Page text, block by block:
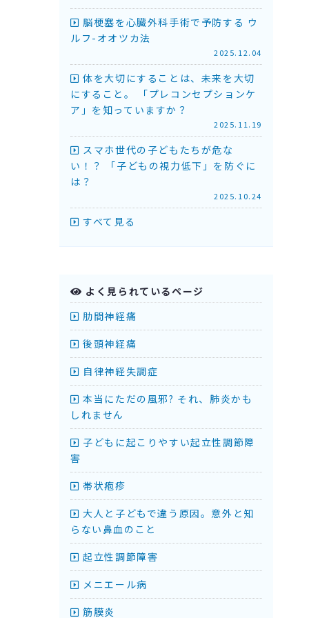
脳梗塞を心臓外科手術で予防する ウ
ルフ-オオツカ法
2025.12.04
体を大切にすることは、未来を大切
にすること。 「プレコンセプションケ
ア」を知っていますか？
2025.11.19
スマホ世代の子どもたちが危な
い！？ 「子どもの視力低下」を防ぐに
は？
2025.10.24
すべて見る
よく見られているページ
肋間神経痛
後頭神経痛
自律神経失調症
本当にただの風邪? それ、肺炎かも
しれません
子どもに起こりやすい起立性調節障
害
帯状疱疹
大人と子どもで違う原因。意外と知
らない鼻血のこと
起立性調節障害
メニエール病
筋膜炎